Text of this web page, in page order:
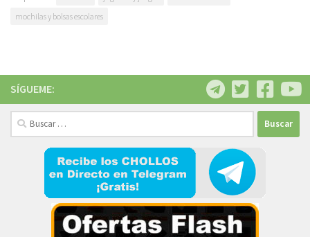
mochilas y bolsas escolares
SÍGUEME:
Buscar: